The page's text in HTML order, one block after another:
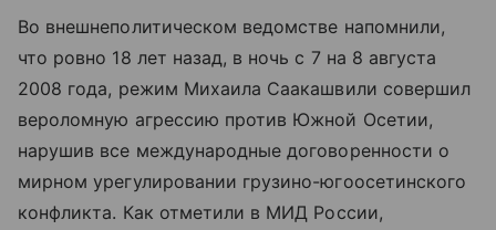
Во внешнеполитическом ведомстве напомнили,
что ровно 18 лет назад, в ночь с 7 на 8 августа
2008 года, режим Михаила Саакашвили совершил
вероломную агрессию против Южной Осетии,
нарушив все международные договоренности о
мирном урегулировании грузино-югоосетинского
конфликта. Как отметили в МИД России,